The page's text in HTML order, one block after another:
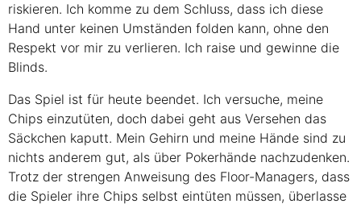
riskieren. Ich komme zu dem Schluss, dass ich diese
Hand unter keinen Umständen folden kann, ohne den
Respekt vor mir zu verlieren. Ich raise und gewinne die
Blinds.
Das Spiel ist für heute beendet. Ich versuche, meine
Chips einzutüten, doch dabei geht aus Versehen das
Säckchen kaputt. Mein Gehirn und meine Hände sind zu
nichts anderem gut, als über Pokerhände nachzudenken.
Trotz der strengen Anweisung des Floor-Managers, dass
die Spieler ihre Chips selbst eintüten müssen, überlasse